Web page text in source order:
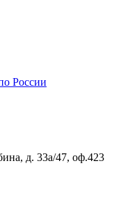
России
д. 33а/47, оф.423